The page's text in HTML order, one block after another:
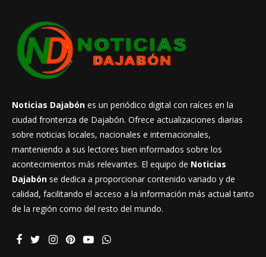
Noticias Dajabón es un periódico digital con raíces en la
ciudad fronteriza de Dajabón. Ofrece actualizaciones diarias
sobre noticias locales, nacionales e internacionales,
manteniendo a sus lectores bien informados sobre los
acontecimientos más relevantes. El equipo de Noticias
Dajabón se dedica a proporcionar contenido variado y de
calidad, facilitando el acceso a la información más actual tanto
de la región como del resto del mundo.